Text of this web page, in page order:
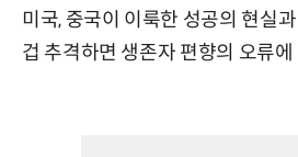
미국, 중국이 이룩한 성공의 현실
겁 추격하면 생존자 편향의 오류